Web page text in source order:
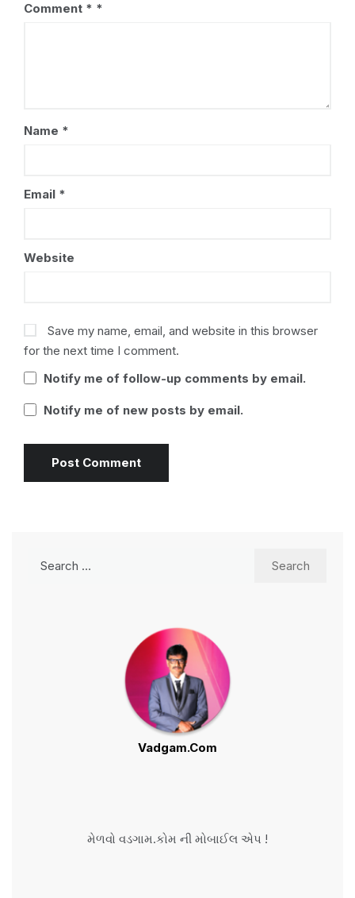
Comment *
Name *
Email *
Website
Save my name, email, and website in this browser
for the next time I comment.
Notify me of follow-up comments by email.
Notify me of new posts by email.
Vadgam.Com
મેળવો વડગામ.કોમ ની મોબાઈલ એપ !